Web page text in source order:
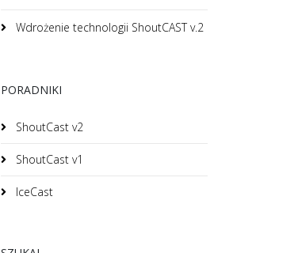
Wdrożenie technologii ShoutCAST v.2
PORADNIKI
ShoutCast v2
ShoutCast v1
IceCast